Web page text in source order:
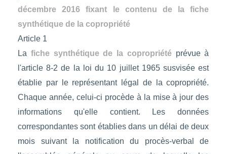
décembre 2016 fixant le contenu de la fiche
synthétique de la copropriété
Article 1
La fiche synthétique de la copropriétéprévue à
l'article 8-2 de la loi du 10 juillet 1965 susvisée est
établie par le représentant légal de la copropriété.
Chaque année, celui-ci procède à la mise à jour des
informations qu'elle contient. Les données
correspondantes sont établies dans un délai de deux
mois suivant la notification du procès-verbal de